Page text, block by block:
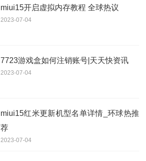
miui15开启虚拟内存教程 全球热议
2023-07-04
7723游戏盒如何注销账号|天天快资讯
2023-07-04
miui15红米更新机型名单详情_环球热推
荐
2023-07-04